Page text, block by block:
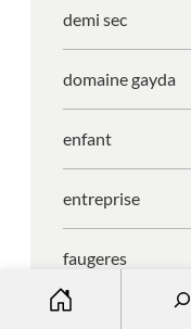
demi sec
domaine gayda
enfant
entreprise
faugeres
faustino